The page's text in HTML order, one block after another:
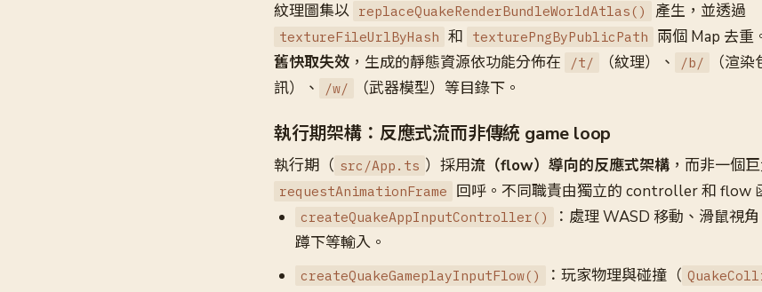
紋理圖集以 replaceQuakeRenderBundleWorldAtlas() 產生，並透過
textureFileUrlByHash 和 texturePngByPublicPath 兩個 Map 去重
舊快取失效 ，生成的靜態資源依功能分佈在 /t/ （紋理）、 /b/ （渲染
訊）、
/w/ （武器模型）等目錄下。
執行期架構：反應式流而非傳統 game loop
執行期（ src/App.ts ）採用流（flow）導向的反應式架構 ，而非一個
requestAnimationFrame 回呼。不同職責由獨立的 controller 和 flow
createQuakeAppInputController()
：處理 WASD 移動、滑鼠視
蹲下等輸入。
createQuakeGameplayInputFlow() ：玩家物理與碰撞（